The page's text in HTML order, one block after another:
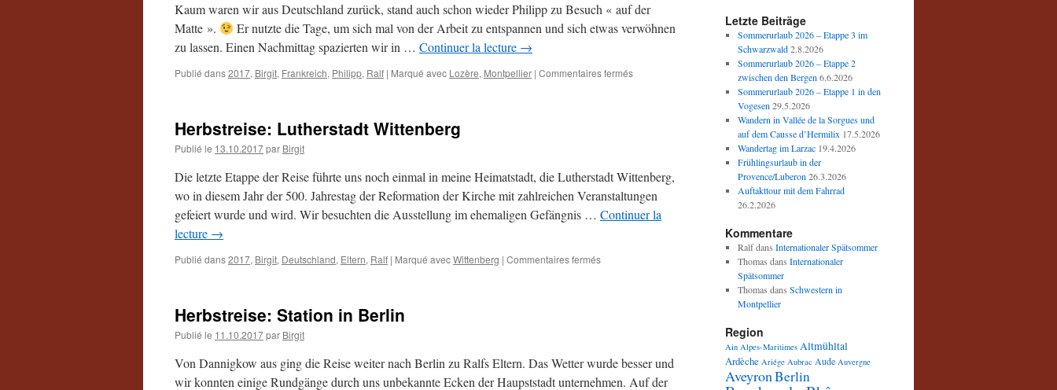
Kaum waren wir aus Deutschland zurück, stand auch schon wieder Philipp zu Besuch « auf der
Matte ».
Er nutzte die Tage, um sich mal von der Arbeit zu entspannen und sich etwas verwöhnen
zu lassen. Einen Nachmittag spazierten wir in … Continuer la lecture →
Publié dans2017, Birgit, Frankreich, Philipp, Ralf | Marqué avec Lozère, Montpellier | Commentaires ferméssur
neunte
(?)
Herbstreise: Lutherstadt Wittenberg
Publié le 13.10.2017par Birgit
Die letzte Etappe der Reise führte uns noch einmal in meine Heimatstadt, die Lutherstadt Wittenberg,
wo in diesem Jahr der 500. Jahrestag der Reformation der Kirche mit zahlreichen Veranstaltungen
gefeiert wurde und wird. Wir besuchten die Ausstellung im ehemaligen Gefängnis … Continuer la
lecture →
Publié dans2017, Birgit, Deutschland, Eltern, Ralf | Marqué avecWittenberg | Commentaires ferméssur
Herbstreise: Station in Berlin
Publié le 11.10.2017par Birgit
Von Dannigkow aus ging die Reise weiter nach Berlin zu Ralfs Eltern. Das Wetter wurde besser und
wir konnten einige Rundgänge durch uns unbekannte Ecken der Haupststadt unternehmen. Auf der
Letzte Beiträge
Sommerurlaub 2026 – Etappe 3 im
Schwarzwald 2.8.2026
Sommerurlaub 2026 – Etappe 2
zwischen den Bergen 6.6.2026
Sommerurlaub 2026 – Etappe 1 in den
Vogesen 29.5.2026
Wandern in Vallée de la Sorgues und
auf dem Causse d’Hermilix 17.5.2026
Wandertag im Larzac 19.4.2026
Frühlingsurlaub in der
Provence/Luberon 26.3.2026
Auftakttour mit dem Fahrrad
26.2.2026
Kommentare
Ralfdans Internationaler Spätsommer
Thomas dans Internationaler
Spätsommer
Thomas dans Schwestern in
Montpellier
Region
Ain Alpes-Maritimes Altmühltal
Ardèche Ariége Aubrac Aude Auvergne
AveyronBerlin